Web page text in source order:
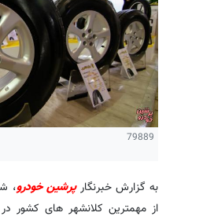
79889
به گزارش خبرنگارپرشین خودرو